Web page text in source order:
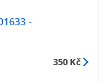
-
350 Kč